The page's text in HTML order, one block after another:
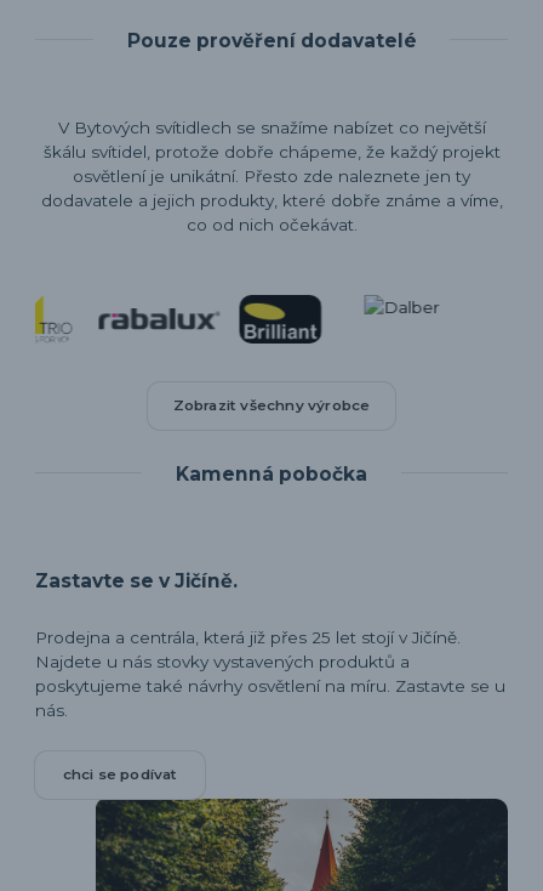
Pouze prověření dodavatelé
V Bytových svítidlech se snažíme nabízet co největší
škálu svítidel, protože dobře chápeme, že každý projekt
osvětlení je unikátní. Přesto zde naleznete jen ty
dodavatele a jejich produkty, které dobře známe a víme,
co od nich očekávat.
Zobrazit všechny výrobce
Kamenná pobočka
Zastavte se v Jičíně.
Prodejna a centrála, která již přes 25 let stojí v Jičíně.
Najdete u nás stovky vystavených produktů a
poskytujeme také návrhy osvětlení na míru. Zastavte se u
nás.
chci se podívat